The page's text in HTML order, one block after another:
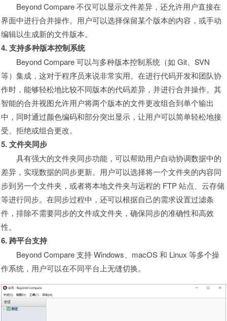
Beyond Compare 不仅可以显示文件差异，还允许用户直接在
界面中进行合并操作。用户可以选择保留某个版本的内容，或手动
编辑以生成新的文件版本。
4. 支持多种版本控制系统
Beyond Compare 可以与多种版本控制系统（如 Git、SVN
等）集成，这对于程序员来说非常实用。在进行代码开发和团队协
作时，能够轻松地比较不同版本的代码差异，并进行合并操作。其
智能的合并视图允许用户将两个版本的文件更改组合到单个输出
中，同时通过颜色编码和部分突出显示，让用户可以简单轻松地接
受、拒绝或组合更改。
5. 文件夹同步
具有强大的文件夹同步功能，可以帮助用户自动协调数据中的
差异，实现数据的同步更新。用户可以选择将一个文件夹的内容同
步到另一个文件夹，或者将本地文件夹与远程的 FTP 站点、云存储
等进行同步。在同步过程中，还可以根据自己的需求设置过滤条
件，排除不需要同步的文件或文件夹，确保同步的准确性和高效
性。
6. 跨平台支持
Beyond Compare 支持 Windows、macOS 和 Linux 等多个操
作系统，用户可以在不同平台上无缝切换。